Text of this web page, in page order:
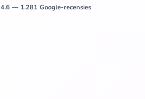
4.6 — 1.281 Google-recensies